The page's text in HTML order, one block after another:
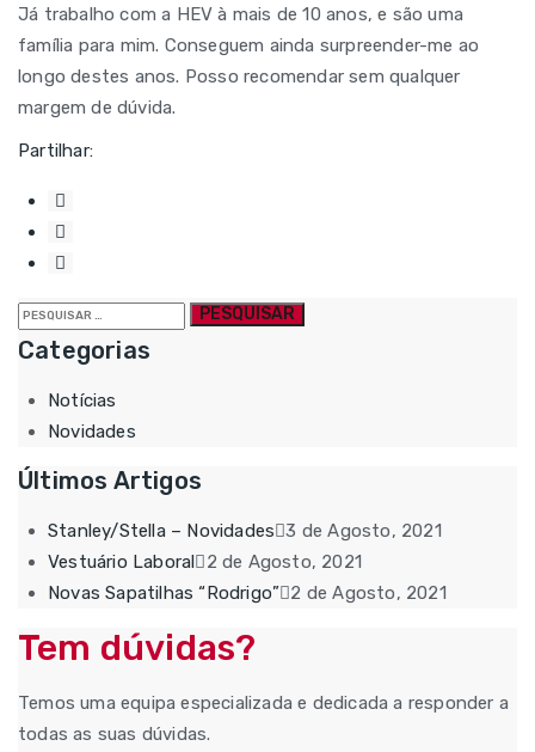
Já trabalho com a HEV à mais de 10 anos, e são uma
família para mim. Conseguem ainda surpreender-me ao
longo destes anos. Posso recomendar sem qualquer
margem de dúvida.
Partilhar:
Pesquisar
por:
Categorias
Notícias
Novidades
Últimos Artigos
Stanley/Stella – Novidades 3 de Agosto, 2021
Vestuário Laboral
2 de Agosto, 2021
Novas Sapatilhas “Rodrigo” 2 de Agosto, 2021
Tem dúvidas?
Temos uma equipa especializada e dedicada a responder a
todas as suas dúvidas.